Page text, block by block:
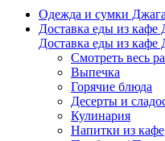
Одежда и сумки
Доставка еды из кафе
Доставка еды из кафе
Смотреть весь
Выпечка
Горячие блюда
Десерты и
Кулинария
Напитки из кафе